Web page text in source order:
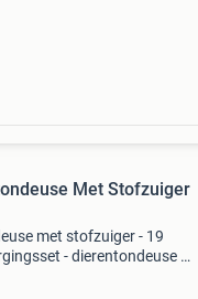
Met Stofzuiger
met stofzuiger - 19
- dierentondeuse -